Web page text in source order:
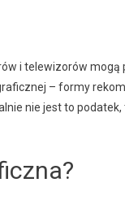
i telewizorów mogą
– formy
nie jest to